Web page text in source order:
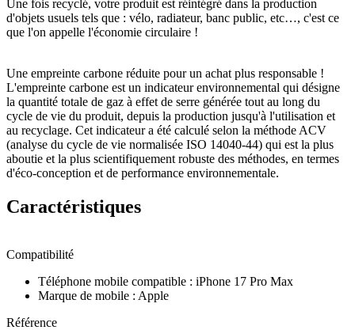
Une fois recyclé, votre produit est réintégré dans la production
d'objets usuels tels que : vélo, radiateur, banc public, etc…, c'est ce
que l'on appelle l'économie circulaire !
Une empreinte carbone réduite pour un achat plus responsable !
L'empreinte carbone est un indicateur environnemental qui désigne
la quantité totale de gaz à effet de serre générée tout au long du
cycle de vie du produit, depuis la production jusqu'à l'utilisation et
au recyclage. Cet indicateur a été calculé selon la méthode ACV
(analyse du cycle de vie normalisée ISO 14040-44) qui est la plus
aboutie et la plus scientifiquement robuste des méthodes, en termes
d'éco-conception et de performance environnementale.
Caractéristiques
Compatibilité
Téléphone mobile compatible : iPhone 17 Pro Max
Marque de mobile : Apple
Référence